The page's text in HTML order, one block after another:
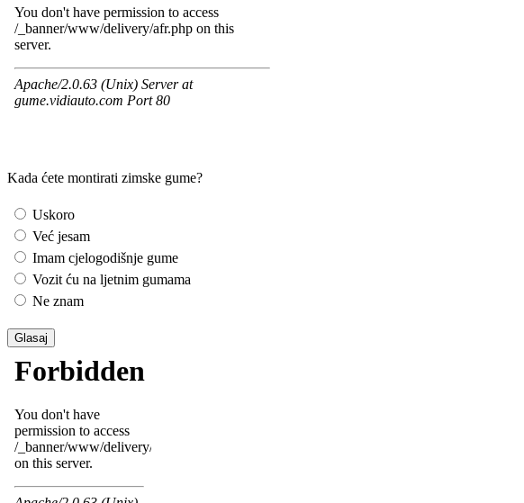
Kada ćete montirati zimske gume?
Uskoro
Već jesam
Imam cjelogodišnje gume
Vozit ću na ljetnim gumama
Ne znam